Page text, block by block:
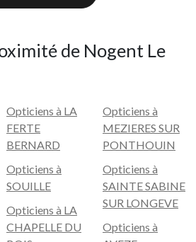
de Nogent Le
Opticiens à LA
FERTE
BERNARD
Opticiens à
SOUILLE
Opticiens à LA
CHAPELLE DU
Opticiens à
MEZIERES SUR
PONTHOUIN
Opticiens à
SAINTE SABINE
SUR LONGEVE
Opticiens à